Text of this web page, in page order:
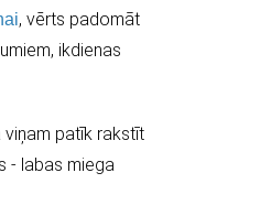
, vērts padomāt
ikdienas
viņam patīk rakstīt
- labas miega